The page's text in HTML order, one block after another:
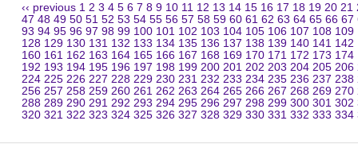
‹‹ previous 1 2 3 4 5 6 7 8 9 10 11 12 13 14 15 16 17 18 19 20 21
47 48 49 50 51 52 53 54 55 56 57 58 59 60 61 62 63 64 65 66 67
93 94 95 96 97 98 99 100 101 102 103 104 105 106 107 108 109
128 129 130 131 132 133 134 135 136 137 138 139 140 141 142
160 161 162 163 164 165 166 167 168 169 170 171 172 173 174
192 193 194 195 196 197 198 199 200 201 202 203 204 205 206
224 225 226 227 228 229 230 231 232 233 234 235 236 237 238
256 257 258 259 260 261 262 263 264 265 266 267 268 269 270
288 289 290 291 292 293 294 295 296 297 298 299 300 301 302
320 321 322 323 324 325 326 327 328 329 330 331 332 333 334